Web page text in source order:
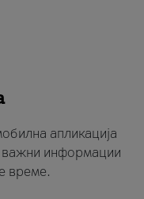
апликација
важни информации
време.